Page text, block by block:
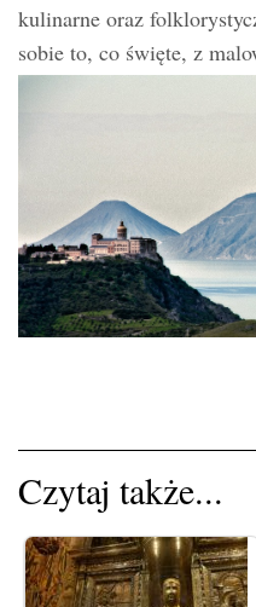
kulinarne oraz
sobie to, co święte, z
Czytaj także...